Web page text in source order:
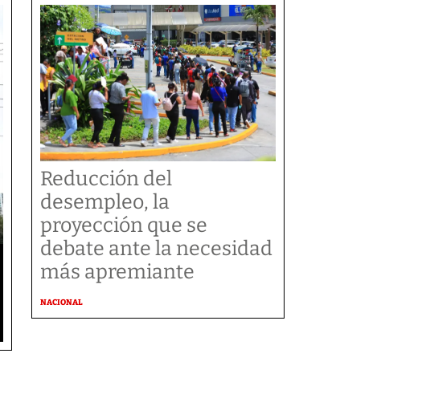
Reducción del
desempleo, la
proyección que se
debate ante la necesidad
más apremiante
NACIONAL